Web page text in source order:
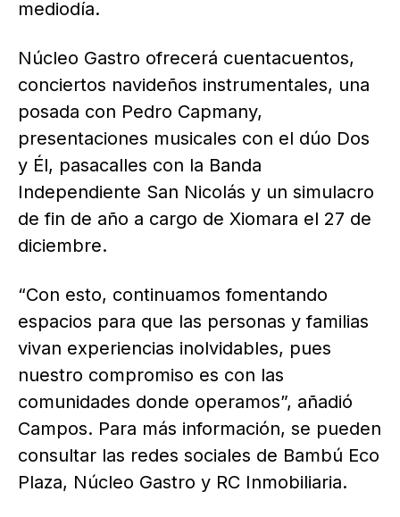
mediodía.
Núcleo Gastro ofrecerá cuentacuentos,
conciertos navideños instrumentales, una
posada con Pedro Capmany,
presentaciones musicales con el dúo Dos
y Él, pasacalles con la Banda
Independiente San Nicolás y un simulacro
de fin de año a cargo de Xiomara el 27 de
diciembre.
“Con esto, continuamos fomentando
espacios para que las personas y familias
vivan experiencias inolvidables, pues
nuestro compromiso es con las
comunidades donde operamos”, añadió
Campos. Para más información, se pueden
consultar las redes sociales de Bambú Eco
Plaza, Núcleo Gastro y RC Inmobiliaria.